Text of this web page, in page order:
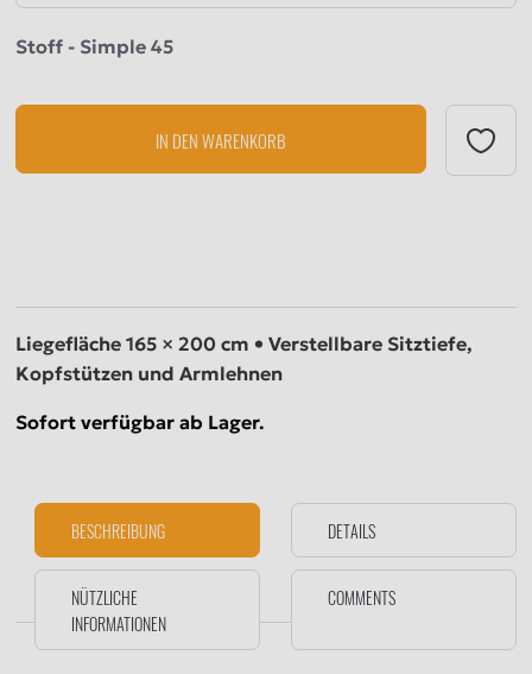
Stoff - Simple 45
IN DEN WARENKORB
Liegefläche 165 × 200 cm • Verstellbare Sitztiefe,
Kopfstützen und Armlehnen
Sofort verfügbar ab Lager.
BESCHREIBUNG DETAILS
NÜTZLICHE
INFORMATIONEN
COMMENTS